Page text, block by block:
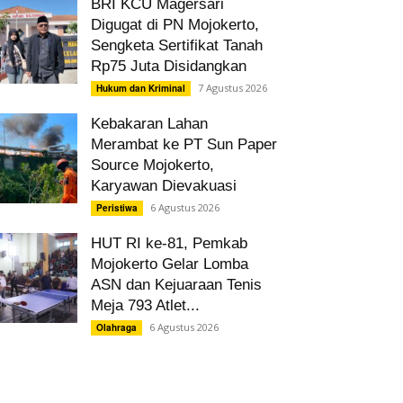
BRI KCU Magersari
Digugat di PN Mojokerto,
Sengketa Sertifikat Tanah
Rp75 Juta Disidangkan
Hukum dan Kriminal 7 Agustus 2026
Kebakaran Lahan
Merambat ke PT Sun Paper
Source Mojokerto,
Karyawan Dievakuasi
Peristiwa 6 Agustus 2026
HUT RI ke-81, Pemkab
Mojokerto Gelar Lomba
ASN dan Kejuaraan Tenis
Meja 793 Atlet...
Olahraga 6 Agustus 2026